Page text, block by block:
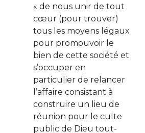
« de nous unir de tout
cœur (pour trouver)
tous les moyens légaux
pour promouvoir le
bien de cette société et
s’occuper en
particulier de relancer
l’affaire consistant à
construire un lieu de
réunion pour le culte
public de Dieu tout-